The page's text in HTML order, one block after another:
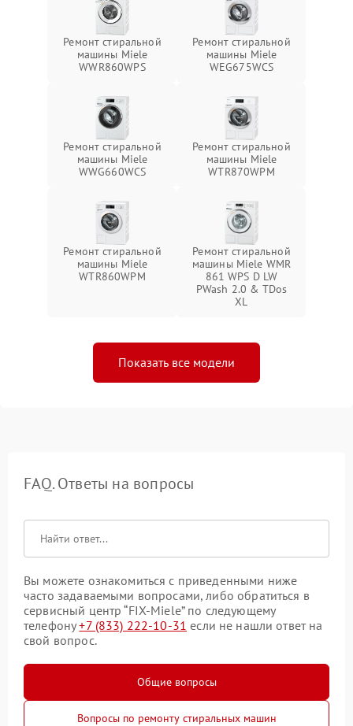
Ремонт стиральной
машины Miele
WWR860WPS
Ремонт стиральной
машины Miele
WEG675WCS
Ремонт стиральной
машины Miele
WWG660WCS
Ремонт стиральной
машины Miele
WTR870WPM
Ремонт стиральной
машины Miele
WTR860WPM
Ремонт стиральной
машины Miele WMR
861 WPS D LW
PWash 2.0 & TDos
XL
Показать все модели
FAQ. Ответы на вопросы
Вы можете ознакомиться с приведенными ниже
часто задаваемыми вопросами, либо обратиться в
сервисный центр “FIX-Miele” по следующему
телефону+7 (833) 222-10-31 если не нашли ответ на
свой вопрос.
Общие вопросы
Вопросы по ремонту стиральных машин